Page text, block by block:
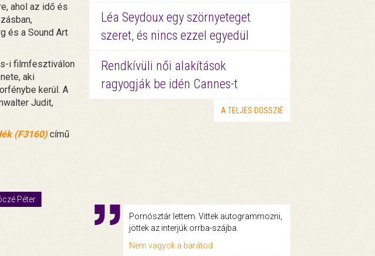
ahol az idő és
és a Sound Art
i filmfesztiválon
aki
kerül. A
Judit,
(F3160) című
Péter
Léa Seydoux egy szörnyeteget
szeret, és nincs ezzel egyedül
Rendkívüli női alakítások
ragyogják be idén Cannes-t
A TELJES DOSSZIÉ
Pornósztár lettem. Vittek autogrammozni,
jöttek az interjúk orrba-szájba.
Nem vagyok a barátod